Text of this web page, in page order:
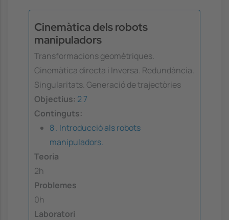
Cinemàtica dels robots
manipuladors
Transformacions geomètriques.
Cinemàtica directa i Inversa. Redundància.
Singularitats. Generació de trajectòries
Objectius: 27
Continguts:
8 . Introducció als robots
manipuladors.
Teoria
2h
Problemes
0h
Laboratori